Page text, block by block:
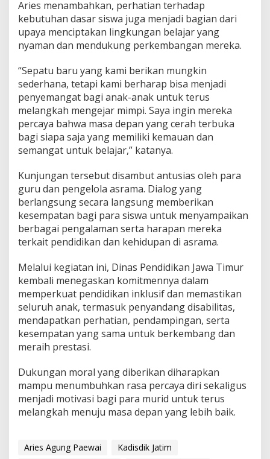
s
a
b
i
t
a
s
Aries menambahkan, perhatian terhadap
kebutuhan dasar siswa juga menjadi bagian dari
upaya menciptakan lingkungan belajar yang
nyaman dan mendukung perkembangan mereka.
“Sepatu baru yang kami berikan mungkin
sederhana, tetapi kami berharap bisa menjadi
penyemangat bagi anak-anak untuk terus
melangkah mengejar mimpi. Saya ingin mereka
percaya bahwa masa depan yang cerah terbuka
bagi siapa saja yang memiliki kemauan dan
semangat untuk belajar,” katanya.
Kunjungan tersebut disambut antusias oleh para
guru dan pengelola asrama. Dialog yang
berlangsung secara langsung memberikan
kesempatan bagi para siswa untuk menyampaikan
berbagai pengalaman serta harapan mereka
terkait pendidikan dan kehidupan di asrama.
Melalui kegiatan ini, Dinas Pendidikan Jawa Timur
kembali menegaskan komitmennya dalam
memperkuat pendidikan inklusif dan memastikan
seluruh anak, termasuk penyandang disabilitas,
mendapatkan perhatian, pendampingan, serta
kesempatan yang sama untuk berkembang dan
meraih prestasi.
Dukungan moral yang diberikan diharapkan
mampu menumbuhkan rasa percaya diri sekaligus
menjadi motivasi bagi para murid untuk terus
melangkah menuju masa depan yang lebih baik.
Aries Agung Paewai
Kadisdik Jatim